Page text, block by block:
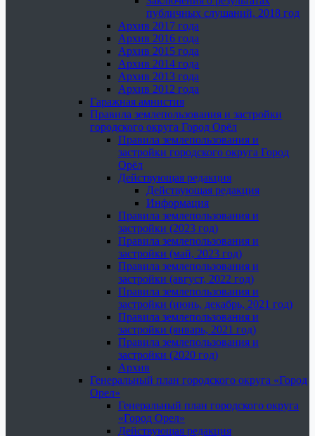
публичных слушаний, 2018 год
Архив 2017 года
Архив 2016 года
Архив 2015 года
Архив 2014 года
Архив 2013 года
Архив 2012 года
Гаражная амнистия
Правила землепользования и застройки
городского округа Город Орёл
Правила землепользования и
застройки городского округа Город
Орёл
Действующая редакция
Действующая редакция
Информация
Правила землепользования и
застройки (2023 год)
Правила землепользования и
застройки (май, 2023 год)
Правила землепользования и
застройки (август, 2022 год)
Правила землепользования и
застройки (июнь, декабрь, 2021 год)
Правила землепользования и
застройки (январь, 2021 год)
Правила землепользования и
застройки (2020 год)
Архив
Генеральный план городского округа «Город
Орел»
Генеральный план городского округа
«Город Орел»
Действующая редакция